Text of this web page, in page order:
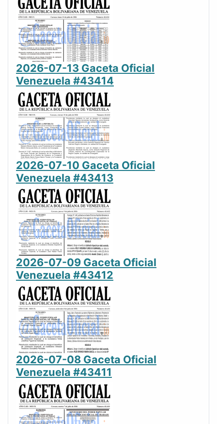
2026-07-13 Gaceta Oficial
Venezuela #43414
2026-07-10 Gaceta Oficial
Venezuela #43413
2026-07-09 Gaceta Oficial
Venezuela #43412
2026-07-08 Gaceta Oficial
Venezuela #43411